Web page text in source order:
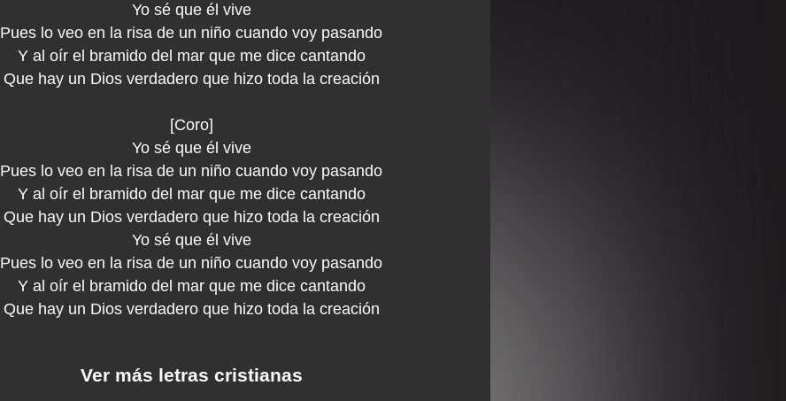
Yo sé que él vive
Pues lo veo en la risa de un niño cuando voy pasando
Y al oír el bramido del mar que me dice cantando
Que hay un Dios verdadero que hizo toda la creación
[Coro]
Yo sé que él vive
Pues lo veo en la risa de un niño cuando voy pasando
Y al oír el bramido del mar que me dice cantando
Que hay un Dios verdadero que hizo toda la creación
Yo sé que él vive
Pues lo veo en la risa de un niño cuando voy pasando
Y al oír el bramido del mar que me dice cantando
Que hay un Dios verdadero que hizo toda la creación
Ver más letras cristianas